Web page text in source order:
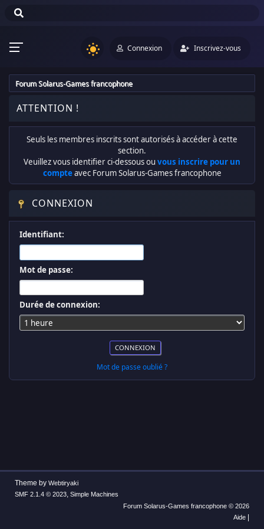
Connexion Inscrivez-vous
Forum Solarus-Games francophone
ATTENTION !
Seuls les membres inscrits sont autorisés à accéder à cette
section.
Veuillez vous identifier ci-dessous ou vous inscrire pour un
compteavec Forum Solarus-Games francophone
CONNEXION
Identifiant:
Mot de passe:
Durée de connexion:
Mot de passe oublié ?
Theme by Webtiryaki
SMF 2.1.4 © 2023, Simple Machines
Forum Solarus-Games francophone © 2026
Aide